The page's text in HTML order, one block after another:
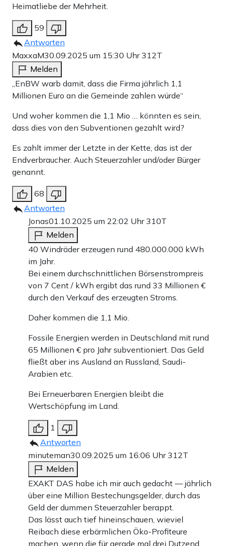
Heimatliebe der Mehrheit.
59
Antworten
MaxxaM30.09.2025 um 15:30 Uhr312T
Melden
„EnBW warb damit, dass die Firma jährlich 1,1
Millionen Euro an die Gemeinde zahlen würde“
Und woher kommen die 1,1 Mio … könnten es sein,
dass dies von den Subventionen gezahlt wird?
Es zahlt immer der Letzte in der Kette, das ist der
Endverbraucher. Auch Steuerzahler und/oder Bürger
genannt.
68
Antworten
Jonas01.10.2025 um 22:02 Uhr310T
Melden
40 Windräder erzeugen rund 480.000.000 kWh
im Jahr.
Bei einem durchschnittlichen Börsenstrompreis
von 7 Cent / kWh ergibt das rund 33 Millionen €
durch den Verkauf des erzeugten Stroms.
Daher kommen die 1,1 Mio.
Fossile Energien werden in Deutschland mit rund
65 Millionen € pro Jahr subventioniert. Das Geld
fließt aber ins Ausland an Russland, Saudi-
Arabien etc.
Bei Erneuerbaren Energien bleibt die
Wertschöpfung im Land.
1
Antworten
minuteman30.09.2025 um 16:06 Uhr312T
Melden
EXAKT DAS habe ich mir auch gedacht — jährlich
über eine Million Bestechungsgelder, durch das
Geld der dummen Steuerzahler berappt.
Das lässt auch tief hineinschauen, wieviel
Reibach diese erbärmlichen Öko-Profiteure
machen, wenn die für gerade mal drei Dutzend